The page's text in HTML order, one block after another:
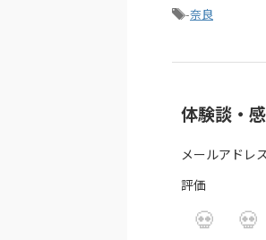
-奈良
体験談・
メールアドレ
評価